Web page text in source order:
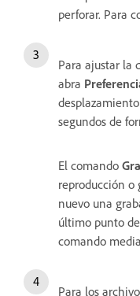
perforar. Para
Para ajustar la
abra
segundos de
El comando
reproducción o
nuevo una
último punto
comando
Para los